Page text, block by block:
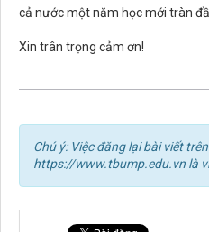
cả nước một năm học mới tràn
Xin trân trọng cảm ơn!
Chú ý: Việc đăng lại bài viết
https://www.tbump.edu.vn là